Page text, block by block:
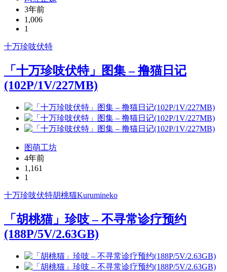
3年前
1,006
1
十万珍吱伏特
「十万珍吱伏特」图集 – 撸猫日记
(102P/1V/227MB)
图萌工坊
4年前
1,161
1
十万珍吱伏特胡桃猫Kurumineko
「胡桃猫」珍吱 – 不寻常诊疗预约
(188P/5V/2.63GB)